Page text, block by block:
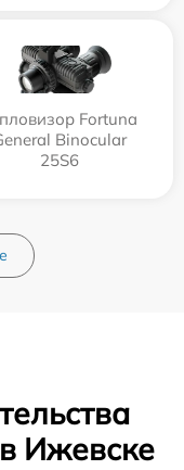
Fortuna
Binocular
25S6
Ижевске